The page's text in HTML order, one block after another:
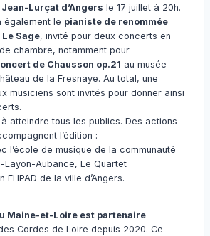
Lurçat d’Angers le 17 juillet à 20h.
également le pianiste de renommée
Sage, invité pour deux concerts en
chambre, notamment pour
de Chausson op.21 au musée
de la Fresnaye. Au total, une
musiciens sont invités pour donner ainsi
atteindre tous les publics. Des actions
l’édition :
l’école de musique de la communauté
Layon-Aubance, Le Quartet
EHPAD de la ville d’Angers.
Maine-et-Loire est partenaire
Cordes de Loire depuis 2020. Ce